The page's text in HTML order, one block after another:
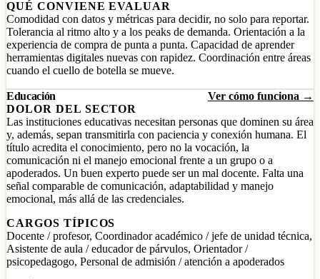
QUÉ CONVIENE EVALUAR
Comodidad con datos y métricas para decidir, no solo para reportar.
Tolerancia al ritmo alto y a los peaks de demanda. Orientación a la
experiencia de compra de punta a punta. Capacidad de aprender
herramientas digitales nuevas con rapidez. Coordinación entre áreas
cuando el cuello de botella se mueve.
Educación
Ver cómo funciona →
DOLOR DEL SECTOR
Las instituciones educativas necesitan personas que dominen su área
y, además, sepan transmitirla con paciencia y conexión humana. El
título acredita el conocimiento, pero no la vocación, la
comunicación ni el manejo emocional frente a un grupo o a
apoderados. Un buen experto puede ser un mal docente. Falta una
señal comparable de comunicación, adaptabilidad y manejo
emocional, más allá de las credenciales.
CARGOS TÍPICOS
Docente / profesor, Coordinador académico / jefe de unidad técnica,
Asistente de aula / educador de párvulos, Orientador /
psicopedagogo, Personal de admisión / atención a apoderados